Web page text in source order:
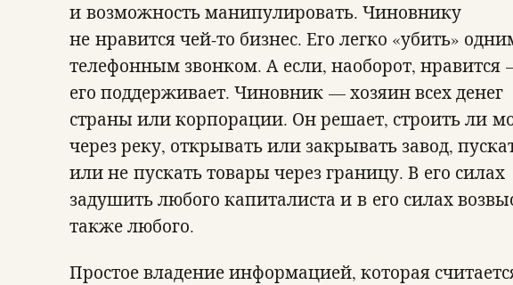
и возможность манипулировать. Чиновнику
не нравится чей-то бизнес. Его легко «убить»
телефонным звонком. А если, наоборот, нравится
его поддерживает. Чиновник — хозяин всех денег
страны или корпорации. Он решает, строить ли
через реку, открывать или закрывать завод,
или не пускать товары через границу. В его силах
задушить любого капиталиста и в его силах
также любого.
Простое владение информацией, которая